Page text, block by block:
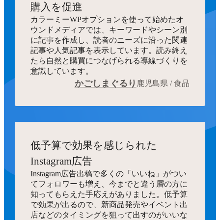
購入を促進
カラーミーWPオプションを使って始めたオ
ウンドメディアでは、キーワードやシーン別
に記事を作成し、読者のニーズに沿った関連
記事や人気記事を表示しています。読み終え
たら自然と購買につなげられる導線づくりを
意識しています。
かごしまぐるり 鹿児島県 / 食品
低予算で効果を感じられた
Instagram広告
Instagram広告出稿で多くの「いいね」がつい
てフォロワーも増え、今までと違う層の方に
知ってもらえた手応えがありました。低予算
で効果が出るので、新商品発売やイベント出
店などのタイミングを狙って出すのがいいな